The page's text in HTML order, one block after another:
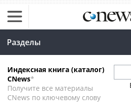
Разделы
Индексная книга (каталог)
CNews*
Получите все материалы
CNews по ключевому слову